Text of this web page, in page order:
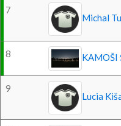
7
Michal
8 KAMOŠI
9
Lucia